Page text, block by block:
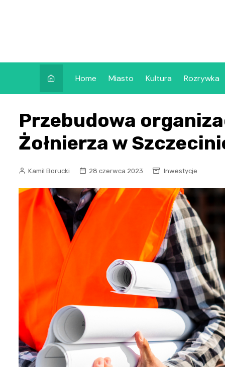
Home Miasto Kultura Rozrywka
Przebudowa
Żołnierza w
Kamil Borucki 28 czerwca 2023 Inwestycje